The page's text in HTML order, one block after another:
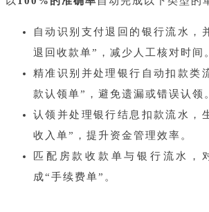
自动识别支付退回的银行流水，
退回收款单”，减少人工核对时间
精准识别并处理银行自动扣款类
款认领单”，避免遗漏或错误认领
认领并处理银行结息扣款流水，
收入单”，提升资金管理效率。
匹配房款收款单与银行流水，
成“手续费单”。